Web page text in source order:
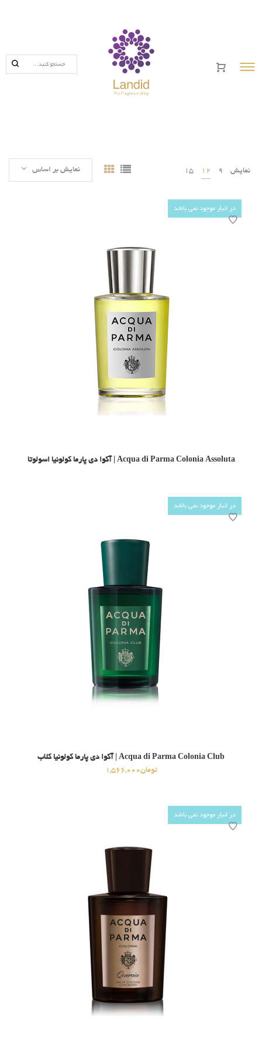
خانه
محصولات
تماس با ما نمایش 9
12
15 نمایش بر اساس
در انبار موجود نمی باشد
Acqua di Parma Colonia Assoluta | آکوا دی پارما کولونیا اسولوتا
در انبار موجود نمی باشد
Acqua di Parma Colonia Club | آکوا دی پارما کولونیا کلاب
تومان1,566,000
در انبار موجود نمی باشد